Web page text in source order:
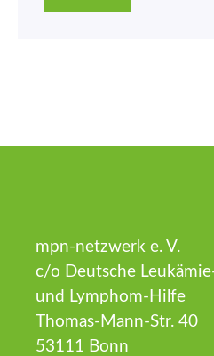
mpn-netzwerk e. V.
c/o Deutsche
und Lymphom-Hilfe
Thomas-Mann-Str. 40
53111 Bonn